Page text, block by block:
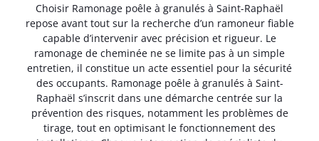
Choisir Ramonage poêle à granulés à Saint-Raphaël
repose avant tout sur la recherche d’un ramoneur fiable
capable d’intervenir avec précision et rigueur. Le
ramonage de cheminée ne se limite pas à un simple
entretien, il constitue un acte essentiel pour la sécurité
des occupants. Ramonage poêle à granulés à Saint-
Raphaël s’inscrit dans une démarche centrée sur la
prévention des risques, notamment les problèmes de
tirage, tout en optimisant le fonctionnement des